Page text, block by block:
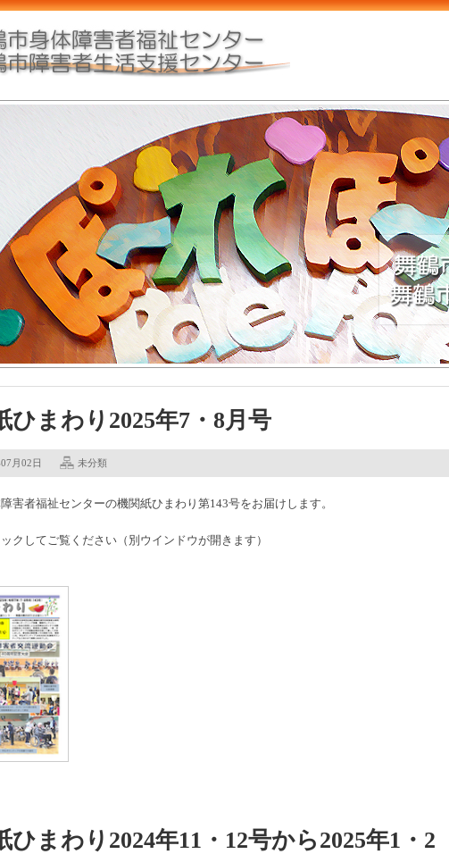
ひまわり2025年7・8月号
月02日 未分類
害者福祉センターの機関紙ひまわり第143号をお届けします。
クしてご覧ください（別ウインドウが開きます）
ひまわり2024年11・12号から2025年1・2